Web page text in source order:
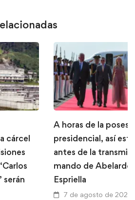
cárcel
serán
A horas de la
presidencial, así
antes de la
mando de Abelardo
Espriella
7 de agosto de 2026